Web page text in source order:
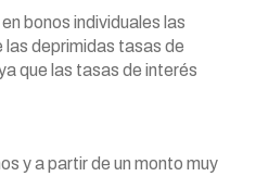
bonos individuales las
las deprimidas tasas de
que las tasas de interés
y a partir de un monto muy